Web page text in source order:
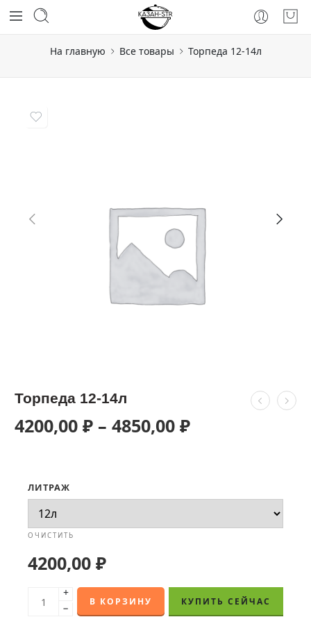
На главную Все товары Торпеда 12-14л
Торпеда 12-14л
4200,00 ₽ – 4850,00 ₽
ЛИТРАЖ
ОЧИСТИТЬ
4200,00 ₽
+
−
В КОРЗИНУ КУПИТЬ СЕЙЧАС